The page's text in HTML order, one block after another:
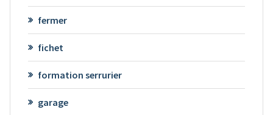
fermer
fichet
formation serrurier
garage